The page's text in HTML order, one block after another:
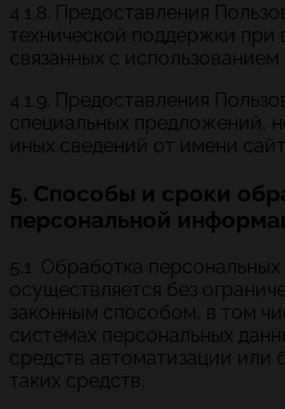
4.1.8. Предоставления
технической поддержки при
связанных с использованием
4.1.9. Предоставления
специальных предложений,
иных сведений от имени
5. Способы и сроки
персональной
5.1. Обработка
осуществляется без
законным способом, в том
системах персональных
средств автоматизации или
таких средств.